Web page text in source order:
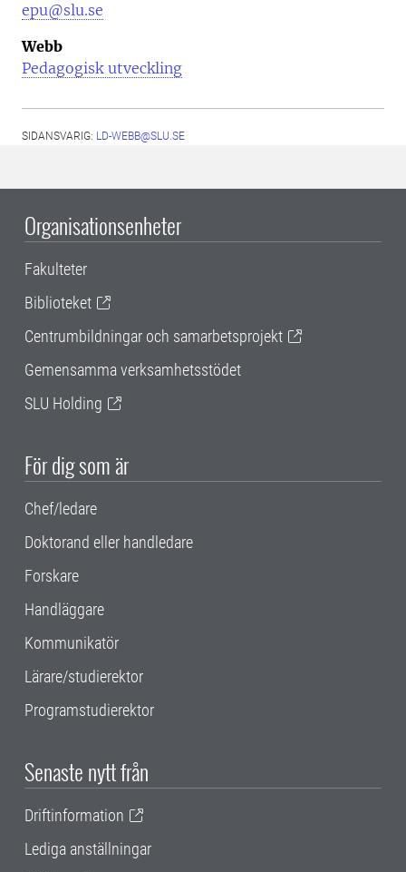
epu@slu.se
Webb
Pedagogisk utveckling
SIDANSVARIG: LD-WEBB@SLU.SE
Organisationsenheter
Fakulteter
Biblioteket
Centrumbildningar och samarbetsprojekt
Gemensamma verksamhetsstödet
SLU Holding
För dig som är
Chef/ledare
Doktorand eller handledare
Forskare
Handläggare
Kommunikatör
Lärare/studierektor
Programstudierektor
Senaste nytt från
Driftinformation
Lediga anställningar